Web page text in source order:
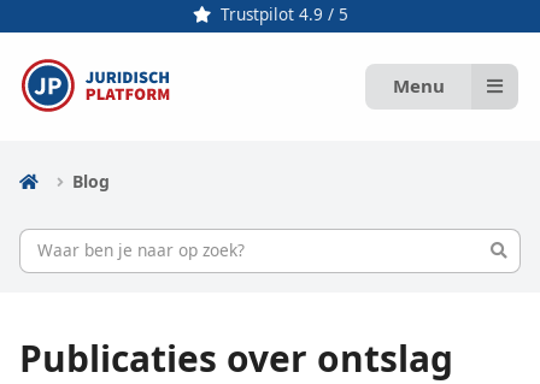
Trustpilot 4.9 / 5
Menu
Blog
Publicaties over ontslag